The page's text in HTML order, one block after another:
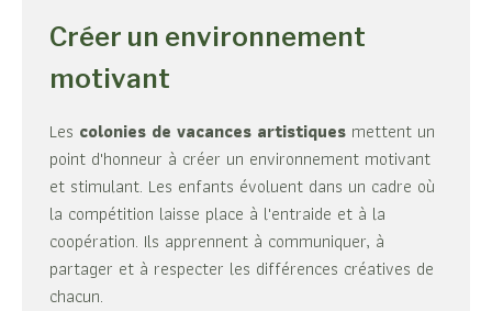
Créer un environnement
motivant
Les colonies de vacances artistiques mettent un
point d'honneur à créer un environnement motivant
et stimulant. Les enfants évoluent dans un cadre où
la compétition laisse place à l'entraide et à la
coopération. Ils apprennent à communiquer, à
partager et à respecter les différences créatives de
chacun.